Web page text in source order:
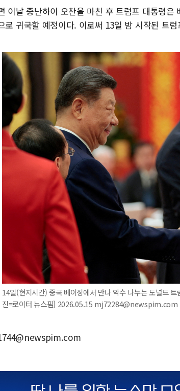
이날 중난하이 오찬을 마친 후 트럼프 대통령
로 귀국할 예정이다. 이로써 13일 밤 시작된 트
14일(현지시간) 중국 베이징에서 만나 악수 나누는 도널드
진=로이터 뉴스핌] 2026.05.15 mj72284@newspim.com